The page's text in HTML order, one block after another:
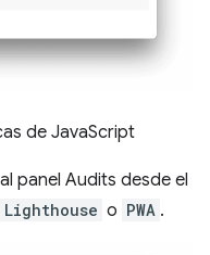
de JavaScript
panel Audits desde el
Lighthouse o PWA .